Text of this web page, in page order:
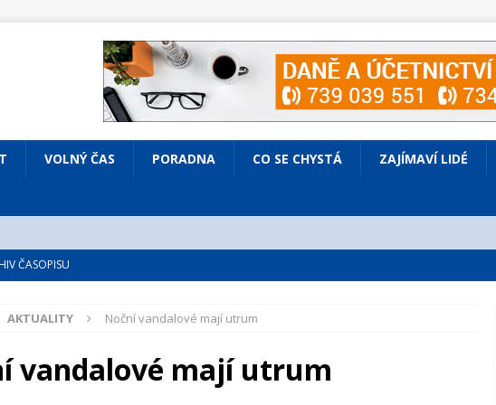
VOLNÝ ČAS PORADNA CO SE CHYSTÁ ZAJÍMAVÍ LIDÉ
ČASOPISU
VOLNÝ ČAS
Prodaná nevěsta
KULTURA
AKTUALITY Noční vandalové mají utrum
vandalové mají utrum